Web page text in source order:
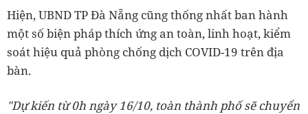
Hiện, UBND TP Đà Nẵng cũng thống nhất ban hành
một số biện pháp thích ứng an toàn, linh hoạt, kiểm
soát hiệu quả phòng chống dịch COVID-19 trên địa
bàn.
"Dự kiến từ 0h ngày 16/10, toàn thành phố sẽ chuyển